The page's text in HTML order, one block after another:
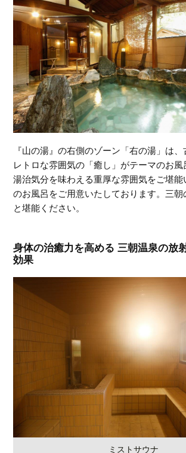
『山の湯』の右側のゾーン「右の湯」は
レトロな雰囲気の「癒し」がテーマのお
湯治気分を味わえる重厚な雰囲気をご堪能
のお風呂をご用意いたしております。三朝
と堪能ください。
身体の治癒力を高める 三朝温泉の放
効果
ミストサウナ